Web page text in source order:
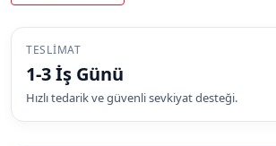
TESLIMAT
1-3 İş Günü
Hızlı tedarik ve güvenli sevkiyat desteği.